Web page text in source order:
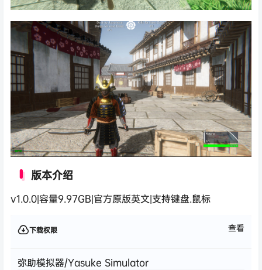
版本介绍
v1.0.0|容量9.97GB|官方原版英文|支持键盘.鼠标
下载权限 查看
弥助模拟器/Yasuke Simulator